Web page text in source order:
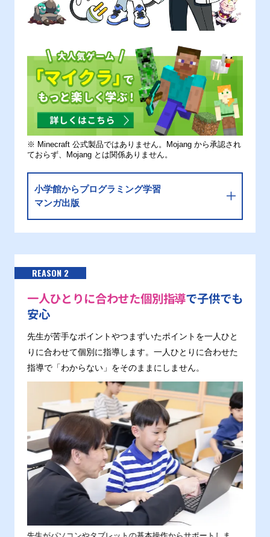
※ Minecraft 公式製品ではありません。Mojang から承認され
ておらず、Mojang とは関係ありません。
小学館からプログラミング学習
マンガ出版
REASON 2
一人ひとりに合わせた個別指導で子供でも
安心
先生が苦手なポイントやつまずいたポイントを一人ひと
りに合わせて個別に指導します。一人ひとりに合わせた
指導で「わからない」をそのままにしません。